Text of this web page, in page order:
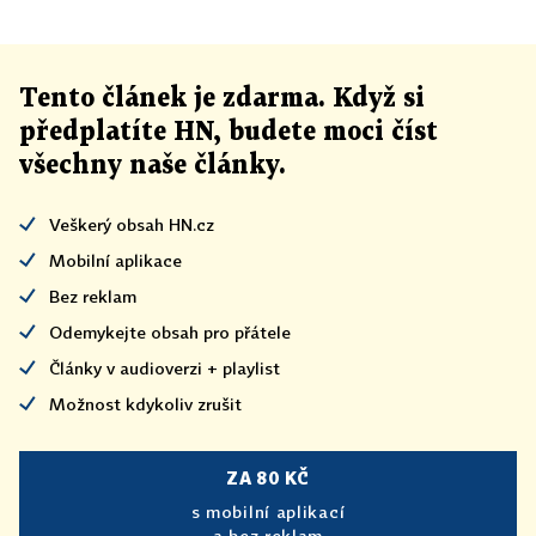
Tento článek je zdarma. Když si
předplatíte HN, budete moci číst
všechny naše články.
Veškerý obsah HN.cz
Mobilní aplikace
Bez reklam
Odemykejte obsah pro přátele
Články v audioverzi + playlist
Možnost kdykoliv zrušit
ZA 80 KČ
s mobilní aplikací